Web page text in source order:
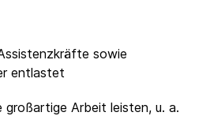
sowie
entlastet
großartige Arbeit leisten, u. a.